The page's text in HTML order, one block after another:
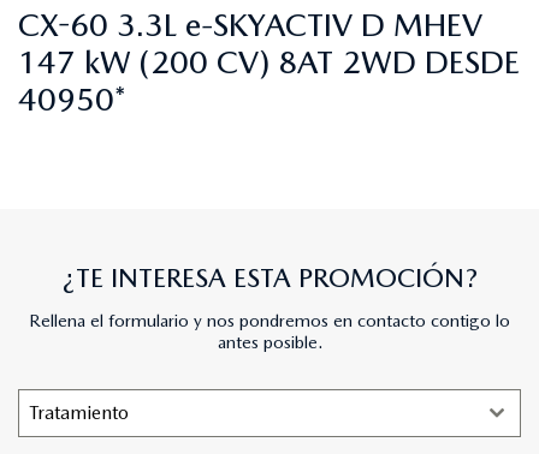
CX-60 3.3L e-SKYACTIV D MHEV
147 kW (200 CV) 8AT 2WD DESDE
40950*
¿TE INTERESA ESTA PROMOCIÓN?
Rellena el formulario y nos pondremos en contacto contigo lo
antes posible.
Tratamiento